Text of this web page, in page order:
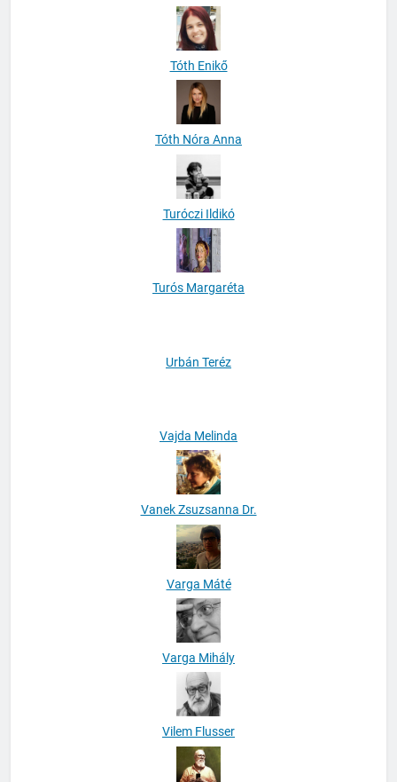
Tóth Enikő
Tóth Nóra Anna
Turóczi Ildikó
Turós Margaréta
Urbán Teréz
Vanek Zsuzsanna Dr.
Varga Máté
Varga Mihály
Vilem Flusser
Virág Pál